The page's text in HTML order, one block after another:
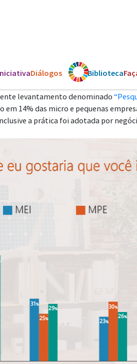
Diálogos Os ODSBiblioteca
levantamento denominado
14% das micro e pequenas
a prática foi adotada por